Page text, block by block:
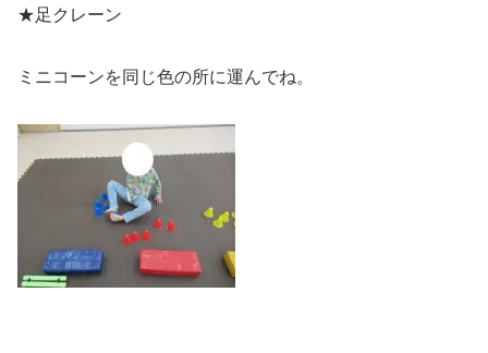
★足クレーン
ミニコーンを同じ色の所に運んでね。